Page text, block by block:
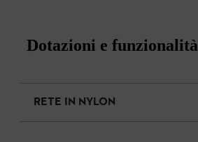
Dotazioni e funzionalità
RETE IN NYLON